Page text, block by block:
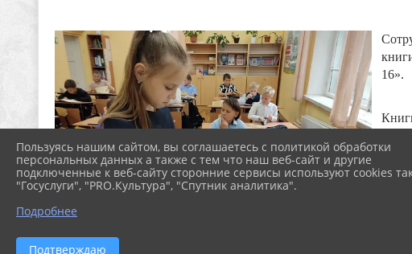
16».
В
Пользуясь нашим сайтом, вы соглашаетесь с политикой обработки
персональных данных а также с тем что наш веб-сайт и другие
подключенные к веб-сайту сторонние сервисы используют cookies
"Госуслуги", "PRO.Культура", "Спутник аналитика".
Подробнее
Подтверждаю